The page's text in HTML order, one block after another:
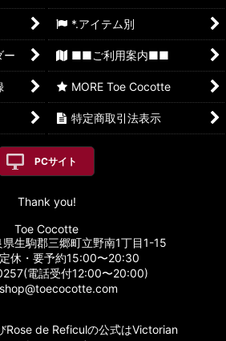
*.アイテム別
ー ■■ご利用案内■■
MORE Toe Cocotte
特定商取引法表示
PCサイト
Thank you!
Toe Cocotte
生駒郡三郷町立野南1丁目1-15
休・要予約15:00〜20:30
電話受付12:00〜20:00)
Rose de Reficulの公式はVictorian